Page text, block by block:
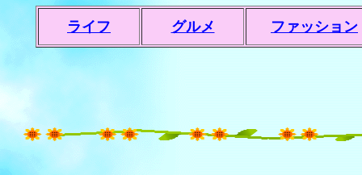
ライフ グルメ ファッション